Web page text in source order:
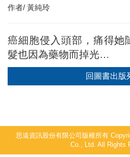
作者/ 黃純玲
癌細胞侵入頭部，痛得她
髮也因為藥物而掉光…
回圖書出版
思遠資訊股份有限公司版權所有
Co., Ltd. All Rights